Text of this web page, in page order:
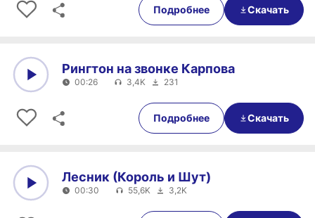
Подробнее Скачать
00:26
Рингтон на звонке Карпова
00:26 3,4K 231
Подробнее Скачать
00:30
Лесник (Король и Шут)
00:30 55,6K 3,2K